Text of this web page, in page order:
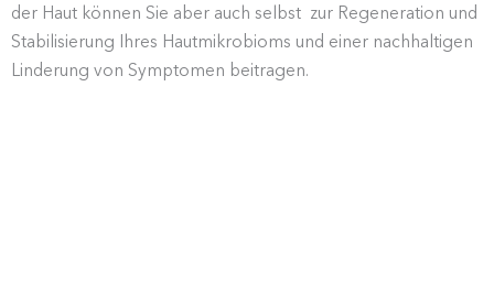
der Haut können Sie aber auch selbst zur Regene­ration und
Stabi­li­sierung Ihres Hautmi­kro­bioms und einer nachhal­tigen
Linderung von Symptomen beitragen.